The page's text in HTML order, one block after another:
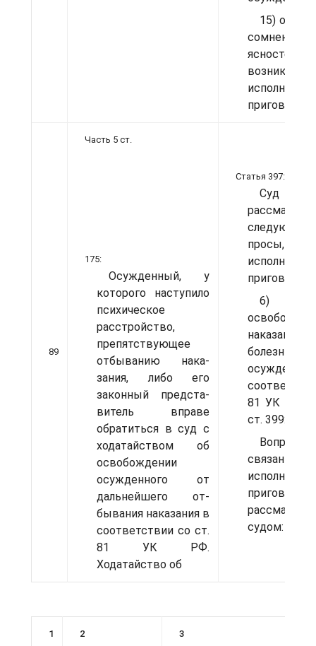
15) о
ясностей,
испол­нении
приговора
89
Часть 5 ст.
175:
Осужденный, у
которого наступи­ло
психическое
расстройство,
препятствующее
отбыванию нака­
зания, либо его
законный предста­
витель вправе
обратиться в суд с
ходатайством об
освобождении
осужденного от
дальнейшего от­
бывания наказания в
соответствии со ст.
81 УК РФ.
Ходатайство об
Статья 397:
Суд
просы,
приговора: ...
6)
наказания
болезнью
81 УК РФ...
ст. 399:
Вопросы,
приговора,
судом:
1 2 3